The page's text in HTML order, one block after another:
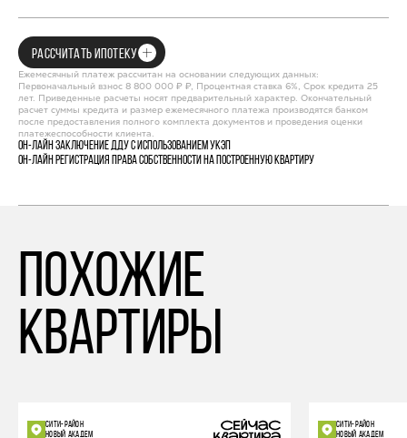
РАССЧИТАТЬ ИПОТЕКУ
Ежемесячный платеж рассчитан на основании следующих данных:
Первоначальный взнос 8 800 000 ₽ ₽, Процентная ставка 6%, Срок кредита 25
лет. Приведенные расчеты носят предварительный характер. Окончательный
расчет суммы кредита и размер ежемесячного платежа производятся банком
после предоставления полного комплекта документов и проведения оценки
платежеспособности клиента.
Он-лайн заключение ДДУ с использованием УКЭП
Он-лайн регистрация права собственности на построенную квартиру
похожие
квартиры
СИТИ-РАЙОН
НОВЫЙ АКАДЕМ
СИТИ-РАЙОН
НОВЫЙ АКАДЕМ